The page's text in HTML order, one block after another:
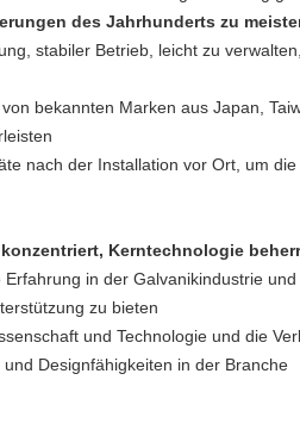
des Jahrhunderts zu
stabiler Betrieb, leicht zu
bekannten Marken aus Japan,
nach der Installation vor Ort, um die
Kerntechnologie
in der Galvanikindustrie
zu bieten
und Technologie und die
Designfähigkeiten in der Branche